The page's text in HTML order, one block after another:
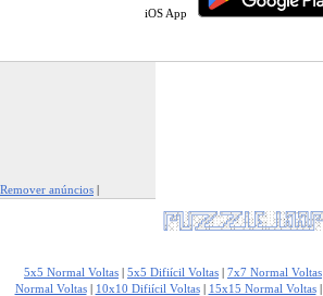
iOS App
Remover anúncios |
5x5 Normal Voltas | 5x5 Difiícil Voltas | 7x7 Normal Voltas
Normal Voltas| 10x10 Difiícil Voltas| 15x15 Normal Voltas|